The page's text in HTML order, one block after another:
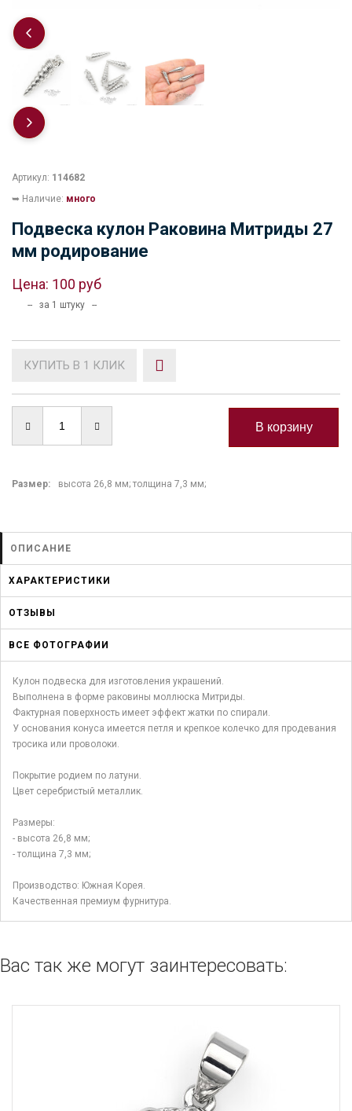
Артикул: 114682
➥ Наличие: много
Подвеска кулон Раковина Митриды 27
мм родирование
Цена: 100 руб
-- за 1 штуку --
КУПИТЬ В 1 КЛИК
Размер: высота 26,8 мм; толщина 7,3 мм;
ОПИСАНИЕ
ХАРАКТЕРИСТИКИ
ОТЗЫВЫ
ВСЕ ФОТОГРАФИИ
Кулон подвеска для изготовления украшений.
Выполнена в форме раковины моллюска Митриды.
Фактурная поверхность имеет эффект жатки по спирали.
У основания конуса имеется петля и крепкое колечко для продевания
тросика или проволоки.
Покрытие родием по латуни.
Цвет серебристый металлик.
Размеры:
- высота 26,8 мм;
- толщина 7,3 мм;
Производство: Южная Корея.
Качественная премиум фурнитура.
Вас так же могут заинтересовать: